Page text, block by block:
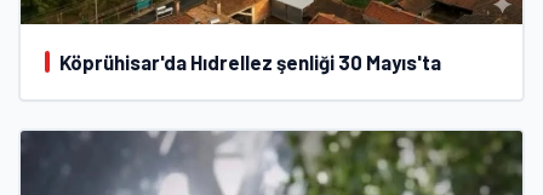
Köprühisar'da Hıdrellez şenliği 30 Mayıs'ta